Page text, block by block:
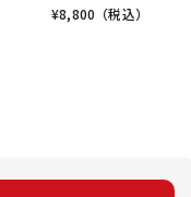
¥8,800 （税込）